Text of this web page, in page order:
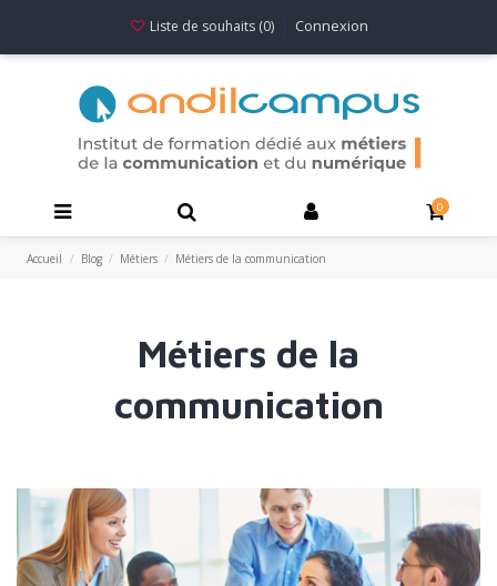
Liste de souhaits (0) Connexion
0
Accueil Blog Métiers Métiers de la communication
Métiers de la
communication